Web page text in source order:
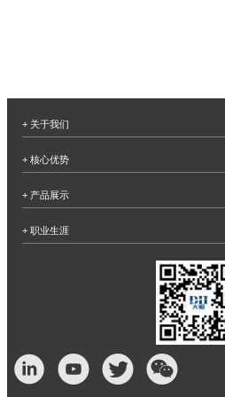
+ 关于我们
+ 核心优势
+ 产品展示
+ 职业生涯